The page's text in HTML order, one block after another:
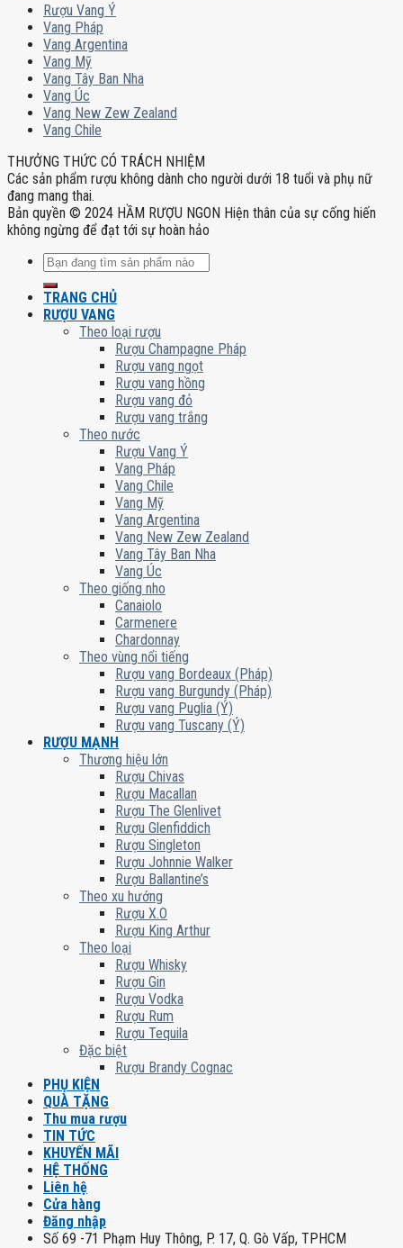
Rượu Vang Ý
Vang Pháp
Vang Argentina
Vang Mỹ
Vang Tây Ban Nha
Vang Úc
Vang New Zew Zealand
Vang Chile
THƯỞNG THỨC CÓ TRÁCH NHIỆM
Các sản phẩm rượu không dành cho người dưới 18 tuổi và phụ nữ
đang mang thai.
Bản quyền © 2024 HẦM RƯỢU NGON Hiện thân của sự cống hiến
không ngừng để đạt tới sự hoàn hảo
Tìm
kiếm:
TRANG CHỦ
RƯỢU VANG
Theo loại rượu
Rượu Champagne Pháp
Rượu vang ngọt
Rượu vang hồng
Rượu vang đỏ
Rượu vang trắng
Theo nước
Rượu Vang Ý
Vang Pháp
Vang Chile
Vang Mỹ
Vang Argentina
Vang New Zew Zealand
Vang Tây Ban Nha
Vang Úc
Theo giống nho
Canaiolo
Carmenere
Chardonnay
Theo vùng nổi tiếng
Rượu vang Bordeaux (Pháp)
Rượu vang Burgundy (Pháp)
Rượu vang Puglia (Ý)
Rượu vang Tuscany (Ý)
RƯỢU MẠNH
Thương hiệu lớn
Rượu Chivas
Rượu Macallan
Rượu The Glenlivet
Rượu Glenfiddich
Rượu Singleton
Rượu Johnnie Walker
Rượu Ballantine’s
Theo xu hướng
Rượu X.O
Rượu King Arthur
Theo loại
Rượu Whisky
Rượu Gin
Rượu Vodka
Rượu Rum
Rượu Tequila
Đặc biệt
Rượu Brandy Cognac
PHỤ KIỆN
QUÀ TẶNG
Thu mua rượu
TIN TỨC
KHUYẾN MÃI
HỆ THỐNG
Liên hệ
Cửa hàng
Đăng nhập
Số 69 -71 Phạm Huy Thông, P. 17, Q. Gò Vấp, TPHCM